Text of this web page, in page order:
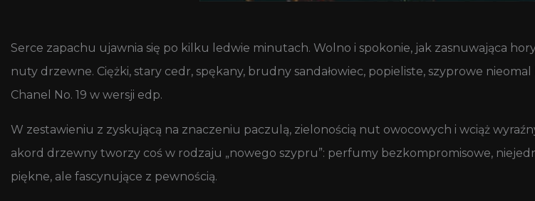
Serce zapachu ujawnia się po kilku ledwie minutach. Wolno i spokonie, jak zasnuwająca
nuty drzewne. Ciężki, stary cedr, spękany, brudny sandałowiec, popieliste, szyprowe
Chanel No. 19 w wersji edp.
W zestawieniu z zyskującą na znaczeniu paczulą, zielonością nut owocowych i wciąż
akord drzewny tworzy coś w rodzaju „nowego szypru”: perfumy bezkompromisowe,
piękne, ale fascynujące z pewnością.